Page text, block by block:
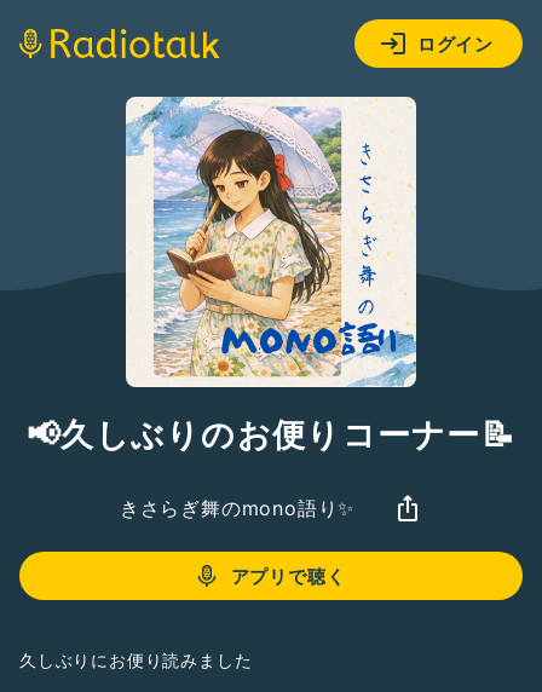
ログイン
📢久しぶりのお便りコーナー📝
きさらぎ舞のmono語り✨
アプリで聴く
久しぶりにお便り読みました